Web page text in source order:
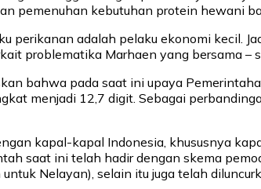
pemenuhan kebutuhan protein hewani
adalah pelaku ekonomi kecil.
problematika Marhaen yang bersama –
bahwa pada saat ini upaya
menjadi 12,7 digit. Sebagai
kapal-kapal Indonesia, khususnya
saat ini telah hadir dengan skema
Nelayan), selain itu juga telah